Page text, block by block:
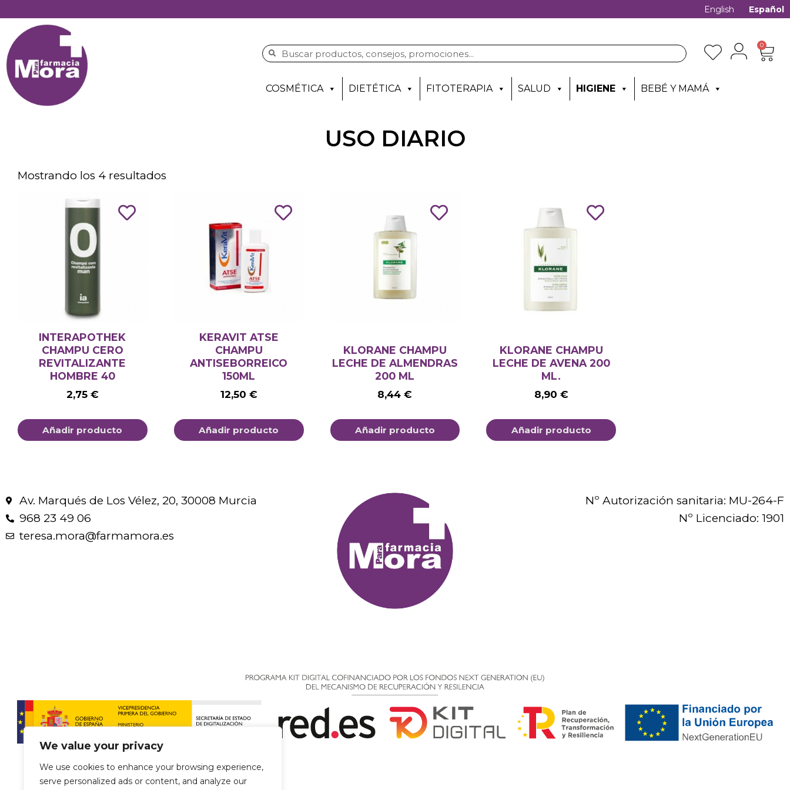
We value your privacy
We use cookies to enhance your browsing experience,
serve personalized ads or content, and analyze our
English Español
0
COSMÉTICA DIETÉTICA FITOTERAPIA SALUD HIGIENE BEBÉ Y MAMÁ
USO DIARIO
Mostrando los 4 resultados
INTERAPOTHEK
CHAMPU CERO
REVITALIZANTE
HOMBRE 40
2,75 €
Añadir producto
KERAVIT ATSE
CHAMPU
ANTISEBORREICO
150ML
12,50 €
Añadir producto
KLORANE CHAMPU
LECHE DE ALMENDRAS
200 ML
8,44€
Añadir producto
KLORANE CHAMPU
LECHE DE AVENA 200
ML.
8,90 €
Añadir producto
Av. Marqués de Los Vélez, 20, 30008 Murcia
968 23 49 06
teresa.mora@farmamora.es
Nº Autorización sanitaria: MU-264-F
Nº Licenciado: 1901